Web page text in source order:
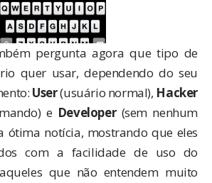
pergunta agora que tipo de
quer usar, dependendo do seu
User(usuário normal), Hacker
e Developer(sem nenhum
ótima notícia, mostrando que eles
com a facilidade de uso do
que não entendem muito